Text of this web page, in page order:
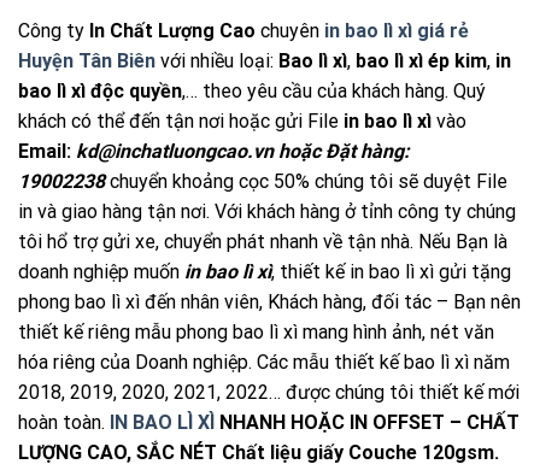
Công ty In Chất Lượng Cao chuyên in bao lì xì giá rẻ
Huyện Tân Biên với nhiều loại: Bao lì xì, bao lì xì ép kim, in
bao lì xì độc quyền,… theo yêu cầu của khách hàng. Quý
khách có thể đến tận nơi hoặc gửi File in bao lì xì vào
Email: kd@inchatluongcao.vn hoặc Đặt hàng:
19002238chuyển khoảng cọc 50% chúng tôi sẽ duyệt File
in và giao hàng tận nơi. Với khách hàng ở tỉnh công ty chúng
tôi hổ trợ gửi xe, chuyển phát nhanh về tận nhà. Nếu Bạn là
doanh nghiệp muốn in bao lì xì, thiết kế in bao lì xì gửi tặng
phong bao lì xì đến nhân viên, Khách hàng, đối tác – Bạn nên
thiết kế riêng mẫu phong bao lì xì mang hình ảnh, nét văn
hóa riêng của Doanh nghiệp. Các mẫu thiết kế bao lì xì năm
2018, 2019, 2020, 2021, 2022… được chúng tôi thiết kế mới
hoàn toàn. IN BAO LÌ XÌ NHANH HOẶC IN OFFSET – CHẤT
LƯỢNG CAO, SẮC NÉT Chất liệu giấy Couche 120gsm.